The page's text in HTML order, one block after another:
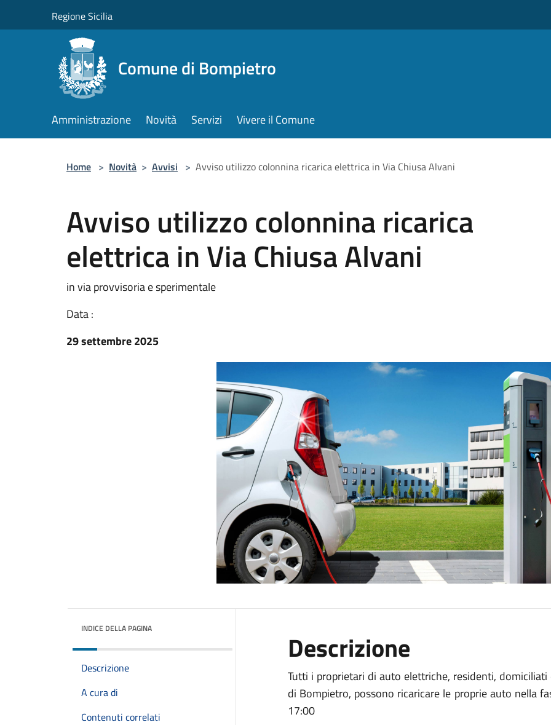
Regione Sicilia
Comune di Bompietro
Amministrazione Novità Servizi Vivere il Comune
Home > Novità > Avvisi > Avviso utilizzo colonnina ricarica elettrica in Via Chiusa Alvani
Avviso utilizzo colonnina ricarica
elettrica in Via Chiusa Alvani
in via provvisoria e sperimentale
Data :
29 settembre 2025
INDICE DELLA PAGINA
Descrizione
A cura di
Contenuti correlati
Descrizione
Tutti i proprietari di auto elettriche, residenti,
di Bompietro, possono ricaricare le proprie auto nella
17:00